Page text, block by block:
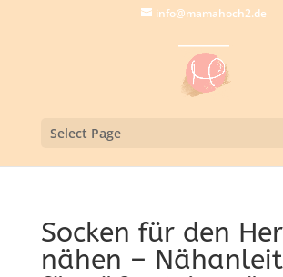
info@mamahoch2.de
Select Page
Socken für den
nähen –